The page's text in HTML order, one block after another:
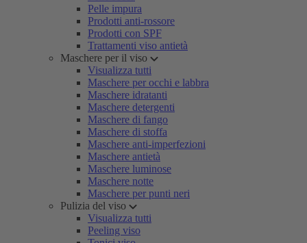
Pelle impura
Prodotti anti-rossore
Prodotti con SPF
Trattamenti viso antietà
Maschere per il viso
Visualizza tutti
Maschere per occhi e labbra
Maschere idratanti
Maschere detergenti
Maschere di fango
Maschere di stoffa
Maschere anti-imperfezioni
Maschere antietà
Maschere luminose
Maschere notte
Maschere per punti neri
Pulizia del viso
Visualizza tutti
Peeling viso